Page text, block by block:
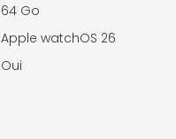
64 Go
Apple watchOS 26
Oui